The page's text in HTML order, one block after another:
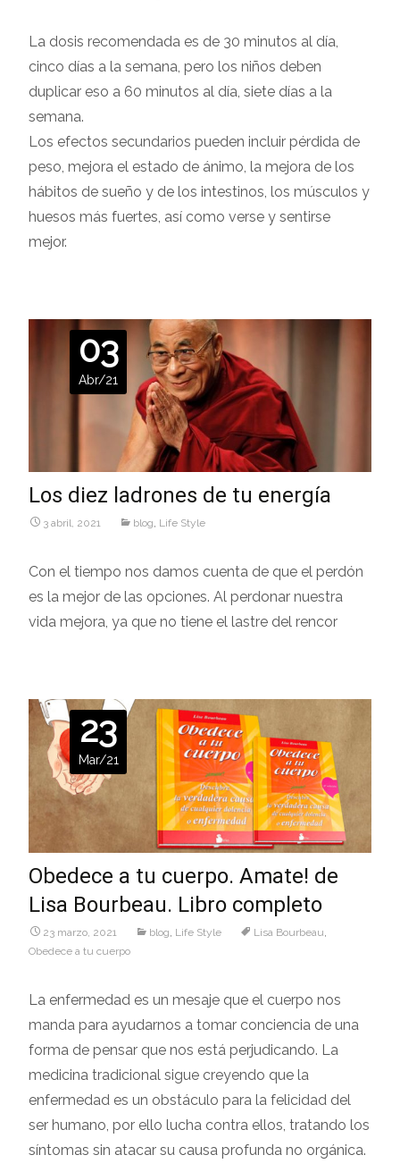
La dosis recomendada es de 30 minutos al día,
cinco días a la semana, pero los niños deben
duplicar eso a 60 minutos al día, siete días a la
semana.
Los efectos secundarios pueden incluir pérdida de
peso, mejora el estado de ánimo, la mejora de los
hábitos de sueño y de los intestinos, los músculos y
huesos más fuertes, así como verse y sentirse
mejor.
03
Abr/21
Los diez ladrones de tu energía
3 abril, 2021 blog, Life Style
Con el tiempo nos damos cuenta de que el perdón
es la mejor de las opciones. Al perdonar nuestra
vida mejora, ya que no tiene el lastre del rencor
23
Mar/21
Obedece a tu cuerpo. Amate! de
Lisa Bourbeau. Libro completo
23 marzo, 2021 blog, Life Style Lisa Bourbeau,
Obedece a tu cuerpo
La enfermedad es un mesaje que el cuerpo nos
manda para ayudarnos a tomar conciencia de una
forma de pensar que nos está perjudicando. La
medicina tradicional sigue creyendo que la
enfermedad es un obstáculo para la felicidad del
ser humano, por ello lucha contra ellos, tratando los
síntomas sin atacar su causa profunda no orgánica.